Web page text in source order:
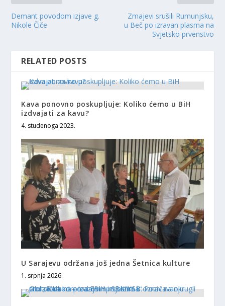
Demant povodom izjave g.
Nikole Čiče
Zmajevi srušili Rumunjsku,
u Beč po izravan plasma na
Svjetsko prvenstvo
RELATED POSTS
Kava ponovno poskupljuje: Koliko ćemo u BiH
izdvajati za kavu?
4. studenoga 2023.
U Sarajevu održana još jedna Šetnica kulture
1. srpnja 2026.